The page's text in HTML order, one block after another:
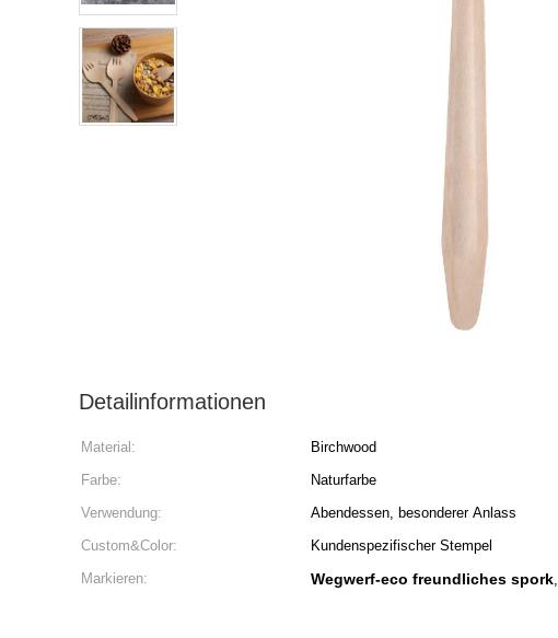
Detailinformationen
Material: Birchwood
Farbe:
Naturfarbe
Verwendung:
Abendessen, besonderer Anlass
Custom&Color:
Kundenspezifischer Stempel
Markieren:
Wegwerf-eco freundliches spork,